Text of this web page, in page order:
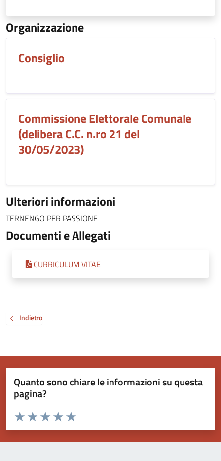
Organizzazione
Consiglio
Commissione Elettorale Comunale
(delibera C.C. n.ro 21 del
30/05/2023)
Ulteriori informazioni
TERNENGO PER PASSIONE
Documenti e Allegati
CURRICULUM VITAE
Indietro
Quanto sono chiare le informazioni su questa
pagina?
Valuta da 1 a 5 stelle la pagina
Valuta 5 stelle su 5
Valuta 4 stelle su 5
Valuta 3 stelle su 5
Valuta 2 stelle su 5
Valuta 1 stelle su 5